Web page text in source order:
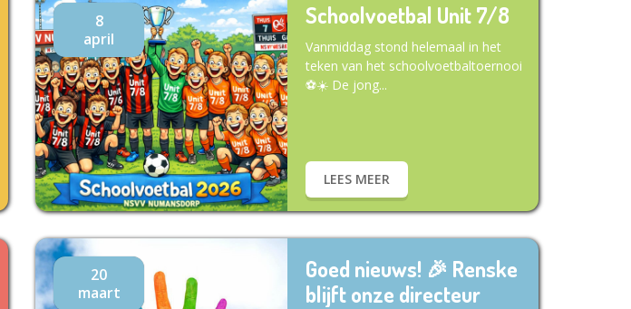
8
april
Schoolvoetbal Unit 7/8
Vanmiddag stond helemaal in het
teken van het schoolvoetbaltoernooi
⚽☀️ De jong...
LEES MEER
20
maart
Goed nieuws! 🎉 Renske
blijft onze directeur